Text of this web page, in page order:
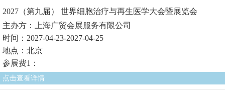
2027（第九届） 世界细胞治疗与再生医学大会暨展览会
主办方：上海广贸会展服务有限公司
时间：2027-04-23-2027-04-25
地点：北京
参展费1：
点击查看详情